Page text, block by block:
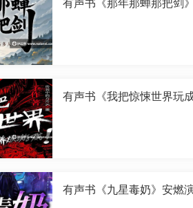
有声书《那年那蝉那把剑
有声书《我把惊悚世界玩
有声书《九星毒奶》安燃